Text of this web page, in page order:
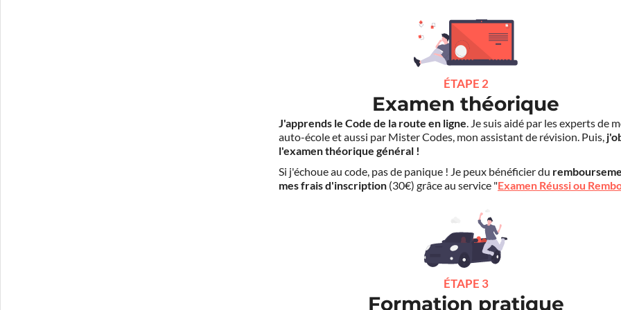
ÉTAPE 2
Examen théorique
J'apprends le Code de la route en ligne. Je suis aidé par les experts de
auto-école et aussi par Mister Codes, mon assistant de révision. Puis,
l'examen théorique général !
Si j'échoue au code, pas de panique ! Je peux bénéficier du
mes frais d'inscription (30€) grâce au service "Examen Réussi ou
ÉTAPE 3
Formation pratique